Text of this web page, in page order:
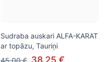
Sudraba auskari ALFA-KARAT
ar topāzu, Tauriņi
45.00 € 38.25 €